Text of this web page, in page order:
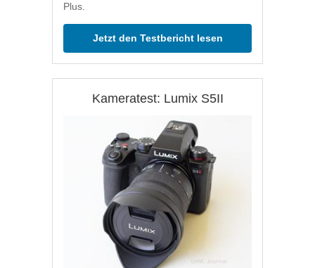
Plus.
Jetzt den Testbericht lesen
Kameratest: Lumix S5II